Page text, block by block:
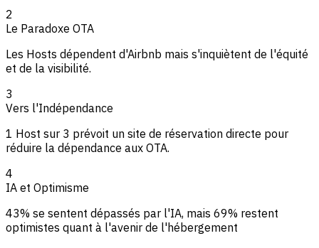
2
Le Paradoxe OTA
Les Hosts dépendent d'Airbnb mais s'inquiètent de l'équité
et de la visibilité.
3
Vers l'Indépendance
1 Host sur 3 prévoit un site de réservation directe pour
réduire la dépendance aux OTA.
4
IA et Optimisme
43% se sentent dépassés par l'IA, mais 69% restent
optimistes quant à l'avenir de l'hébergement